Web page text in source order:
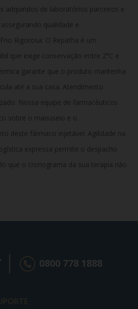
adquiridos de laboratórios parceiros e
qualidade e
Rigorosa: O Repatha é um
que exige conservação entre 2°C e
garante que o produto mantenha
até a sua casa. Atendimento
Nossa equipe de farmacêuticos
sobre o manuseio e o
deste fármaco injetável. Agilidade na
expressa permite o despacho
que o cronograma da sua terapia não
0800 778 1888